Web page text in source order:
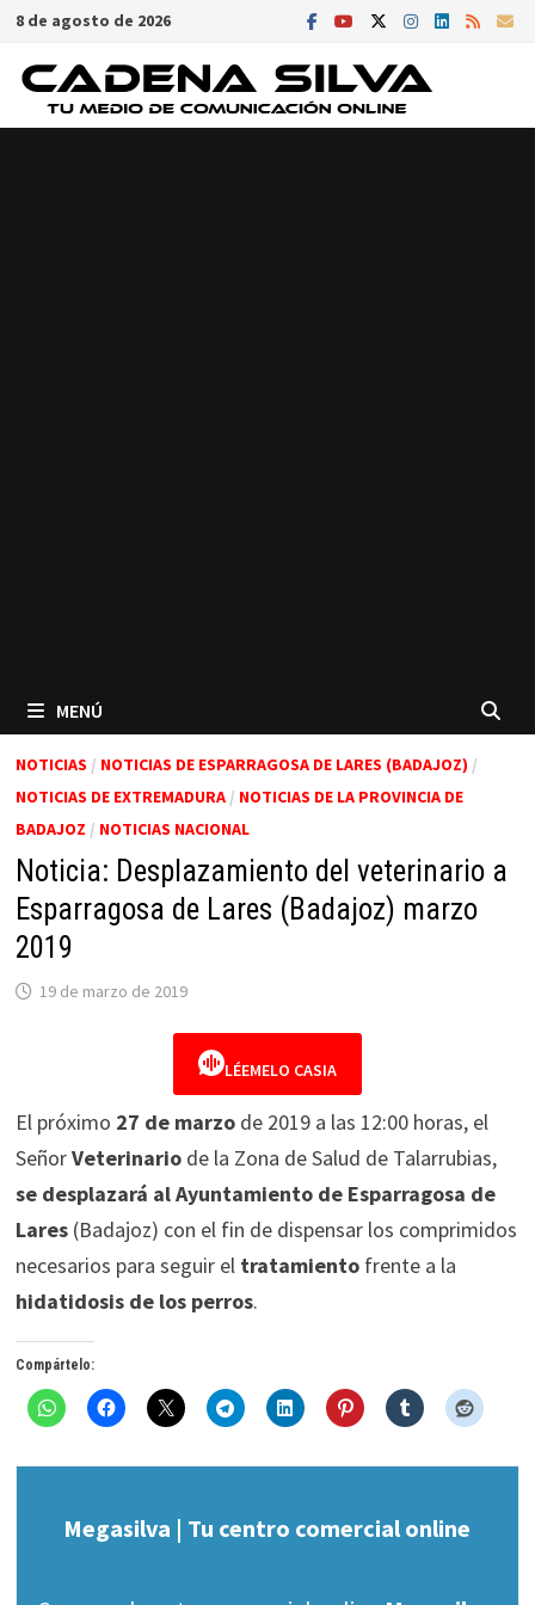
Saltar
contenido
8 de agosto de 2026
MENÚ
NOTICIAS / NOTICIAS DE ESPARRAGOSA DE LARES (BADAJOZ) /
NOTICIAS DE EXTREMADURA/ NOTICIAS DE LA PROVINCIA DE
BADAJOZ / NOTICIAS NACIONAL
Noticia: Desplazamiento del veterinario a
Esparragosa de Lares (Badajoz) marzo
2019
19 de marzo de 2019
LÉEMELO CASIA
El próximo 27 de marzode 2019 a las 12:00 horas, el
SeñorVeterinariode la Zona de Salud de Talarrubias,
se desplazará al Ayuntamiento de Esparragosa de
Lares(Badajoz) con el fin de dispensar los comprimidos
necesarios para seguir el tratamientofrente a la
hidatidosis de los perros.
Compártelo:
Megasilva | Tu centro comercial online